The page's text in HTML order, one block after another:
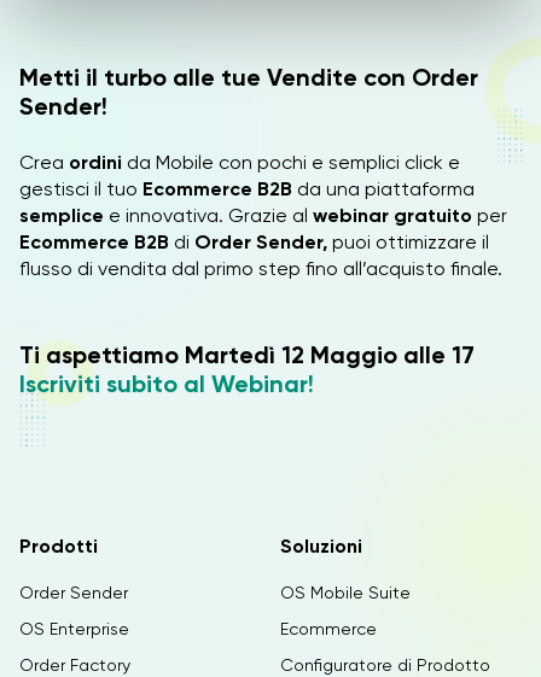
Metti il turbo alle tue Vendite con Order
Sender!
Crea ordini da Mobile con pochi e semplici click e
gestisci il tuo Ecommerce B2B da una piattaforma
semplice e innovativa. Grazie al webinar gratuito per
Ecommerce B2B di Order Sender, puoi ottimizzare il
flusso di vendita dal primo step fino all’acquisto finale.
Ti aspettiamo Martedì 12 Maggio alle 17
Iscriviti subito al Webinar!
Prodotti
Order Sender
OS Enterprise
Order Factory
Soluzioni
OS Mobile Suite
Ecommerce
Configuratore di Prodotto